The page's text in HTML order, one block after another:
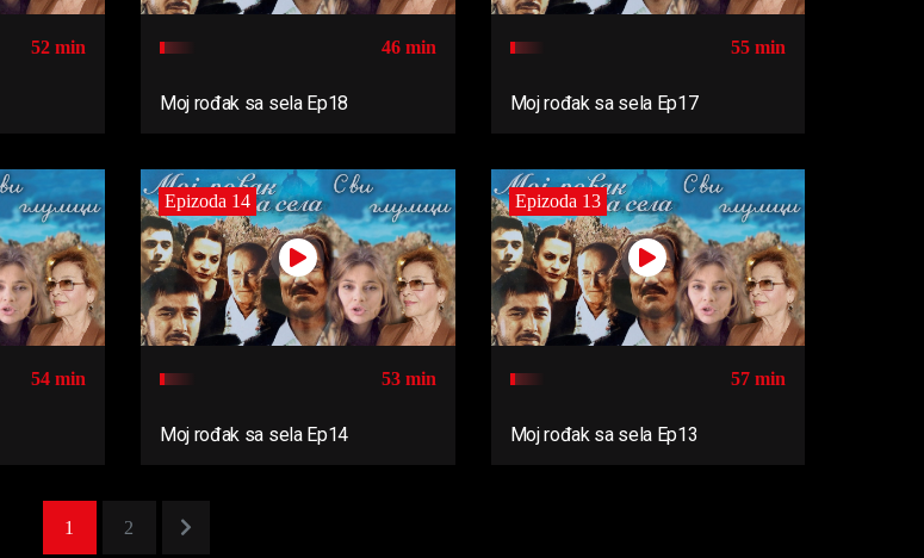
52 min 46 min
Moj rođak sa sela Ep18
55 min
Moj rođak sa sela Ep17
54 min
Epizoda 14
53 min
Moj rođak sa sela Ep14
Epizoda 13
57 min
Moj rođak sa sela Ep13
1 2